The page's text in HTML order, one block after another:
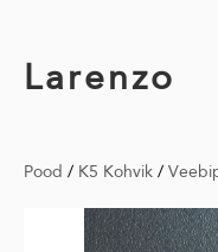
Larenzo
Pood / K5 Kohvik /